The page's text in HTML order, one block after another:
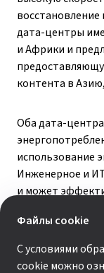
дата-центры
и Африки и
контента в
Оба дата-
использование
Инженерное и
и может
«Мы всегда
партнеров,
Файлы cookie
С условиями
cookie можно